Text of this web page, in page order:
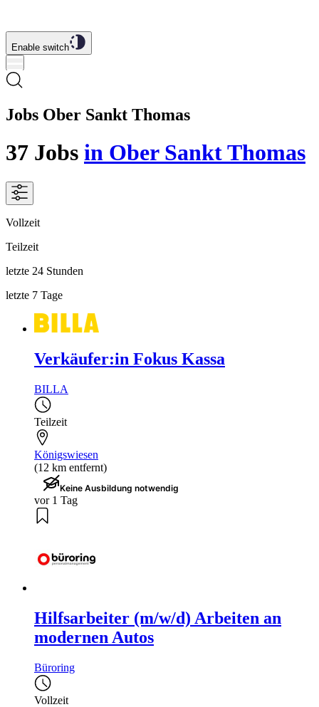
Enable switch
Jobs Ober Sankt Thomas
37 Jobs in Ober Sankt Thomas
Vollzeit
Teilzeit
letzte 24 Stunden
letzte 7 Tage
Verkäufer:in Fokus Kassa
BILLA
Teilzeit
Königswiesen
(12 km entfernt)
Keine Ausbildung notwendig
vor 1 Tag
Hilfsarbeiter (m/w/d) Arbeiten an
modernen Autos
Büroring
Vollzeit